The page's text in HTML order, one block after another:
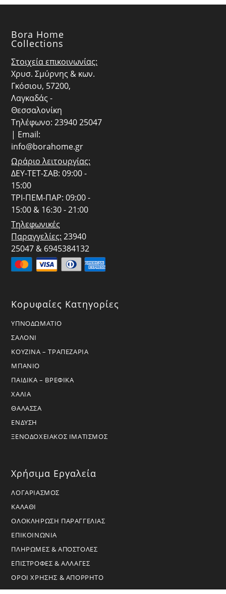
Bora Home
Collections
Στοιχεία επικοινωνίας:
Χρυσ. Σμύρνης & κων.
Γκόσιου, 57200,
Λαγκαδάς -
Θεσσαλονίκη
Τηλέφωνο: 23940 25047
| Email:
info@borahome.gr
Ωράριο λειτουργίας:
ΔΕΥ-ΤΕΤ-ΣΑΒ: 09:00 -
15:00
ΤΡΙ-ΠΕΜ-ΠΑΡ: 09:00 -
15:00 & 16:30 - 21:00
Τηλεφωνικές
Παραγγελίες: 23940
25047 & 6945384132
Κορυφαίες Κατηγορίες
ΥΠΝΟΔΩΜΑΤΙΟ
ΣΑΛΟΝΙ
ΚΟΥΖΙΝΑ – ΤΡΑΠΕΖΑΡΙΑ
ΜΠΑΝΙΟ
ΠΑΙΔΙΚΑ – ΒΡΕΦΙΚΑ
ΧΑΛΙΑ
ΘΑΛΑΣΣΑ
ΕΝΔΥΣΗ
ΞΕΝΟΔΟΧΕΙΑΚΟΣ ΙΜΑΤΙΣΜΟΣ
Χρήσιμα Εργαλεία
ΛΟΓΑΡΙΑΣΜΟΣ
ΚΑΛΑΘΙ
ΟΛΟΚΛΗΡΩΣΗ ΠΑΡΑΓΓΕΛΙΑΣ
ΕΠΙΚΟΙΝΩΝΙΑ
ΠΛΗΡΩΜΕΣ & ΑΠΟΣΤΟΛΕΣ
ΕΠΙΣΤΡΟΦΕΣ & ΑΛΛΑΓΕΣ
ΟΡΟΙ ΧΡΗΣΗΣ & ΑΠΟΡΡΗΤΟ